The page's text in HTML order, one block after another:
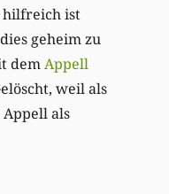
hilfreich ist
geheim zu
demAppell
weil als
als